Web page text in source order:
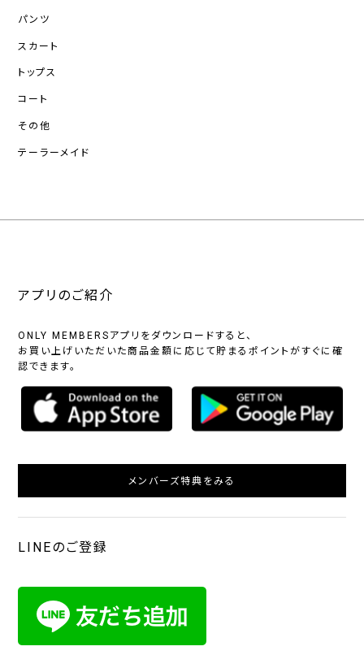
パンツ
スカート
トップス
コート
その他
テーラーメイド
アプリのご紹介
ONLY MEMBERSアプリをダウンロードすると、
お買い上げいただいた商品金額に応じて貯まるポイントがすぐに確
認できます。
メンバーズ特典をみる
LINEのご登録